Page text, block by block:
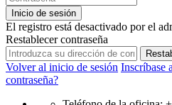
Inicio de sesión
El registro está desactivado por el
Restablecer contraseña
Volver al inicio de sesión Inscríbase
contraseña?